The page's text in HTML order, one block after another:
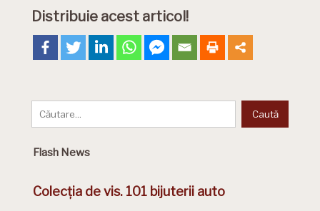
Distribuie acest articol!
Flash News
Colecția de vis. 101 bijuterii auto